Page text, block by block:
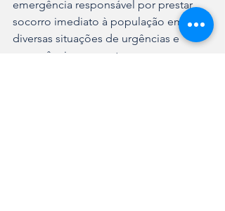
emergência responsável por prestar
socorro imediato à população em
diversas situações de urgências e
emergências, como traumas, casos